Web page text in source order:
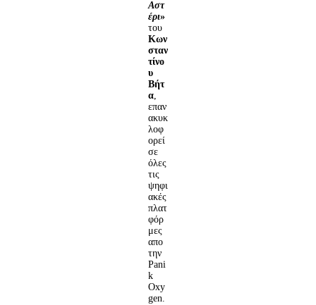
Αστ
έρι»
του
Κων
σταν
τίνο
υ
Βήτ
α,
επαν
ακυκ
λοφ
ορεί
σε
όλες
τις
ψηφι
ακές
πλατ
φόρ
μες
απο
την
Pani
k
Oxy
gen.